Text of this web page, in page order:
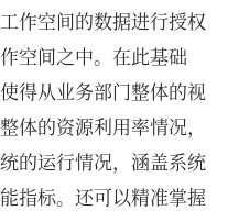
作空间的数据进行授权
空间之中。在此基础
得从业务部门整体的视
体的资源利用率情况，
的运行情况，涵盖系统
指标。还可以精准掌握